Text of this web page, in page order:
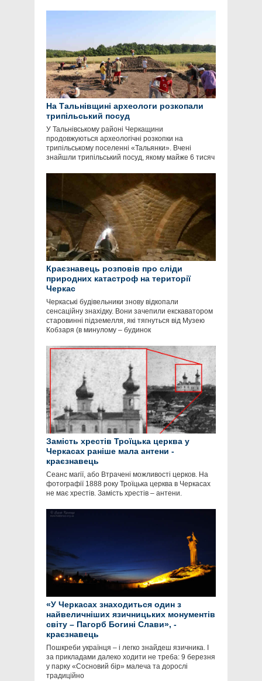
На Тальнівщині археологи розкопали
трипільський посуд
У Тальнівському районі Черкащини
продовжуються археологічні розкопки на
трипільському поселенні «Тальянки». Вчені
знайшли трипільський посуд, якому майже 6 тисяч
Краєзнавець розповів про сліди
природних катастроф на території
Черкас
Черкаські будівельники знову відкопали
сенсаційну знахідку. Вони зачепили екскаватором
старовинні підземелля, які тягнуться від Музею
Кобзаря (в минулому – будинок
Замість хрестів Троїцька церква у
Черкасах раніше мала антени -
краєзнавець
Сеанс магії, або Втрачені можливості церков. На
фотографії 1888 року Троїцька церква в Черкасах
не має хрестів. Замість хрестів – антени.
«У Черкасах знаходиться один з
найвеличніших язичницьких монументів
світу – Пагорб Богині Слави», -
краєзнавець
Пошкреби українця – і легко знайдеш язичника. І
за прикладами далеко ходити не треба: 9 березня
у парку «Сосновий бір» малеча та дорослі
традиційно